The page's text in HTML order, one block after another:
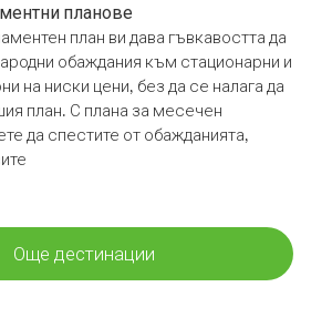
планове
план ви дава гъвкавостта да
обаждания към стационарни и
на ниски цени, без да се налага да
план. С плана за месечен
да спестите от обажданията,
Още дестинации